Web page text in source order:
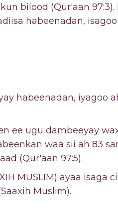
bilood (Qur'aan 97:3).
habeenadan,
habeenadan, iyagoo
ee ugu dambeeyay
waa sii ah 83
(Qur'aan 97:5).
MUSLIM) ayaa isaga
Muslim).